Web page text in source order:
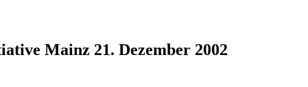
Mainz 21. Dezember 2002